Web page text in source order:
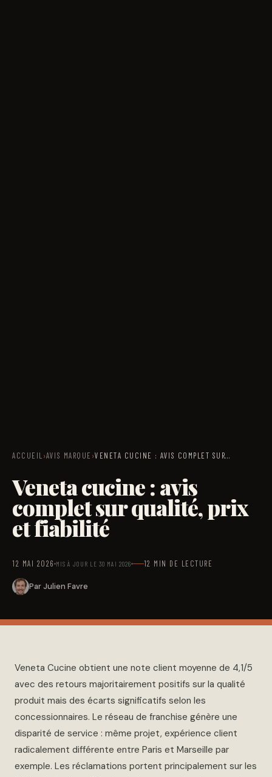
ACCUEIL ›AVIS MARQUE ›VENETA CUCINE : AVIS COMPLET SUR…
Veneta cucine : avis
complet sur qualité, prix
et fiabilité
12 MAI 2026 MIS À JOUR LE 30 MAI 2026 12 MIN DE LECTURE
Par Julien Favre
Veneta Cucine obtient une note client moyenne de 4,1/5
avec des retours majoritairement positifs sur la qualité
produit mais des écarts significatifs selon les
concessionnaires. Le réseau de franchise génère une
disparité de service : même projet, expérience client
radicalement différente entre Paris et Marseille par
exemple. Les réclamations portent principalement sur les